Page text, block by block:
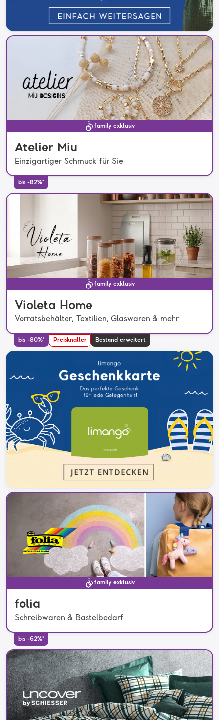
family exklusiv
Atelier Miu
Einzigartiger Schmuck für Sie
bis -82%*
family exklusiv
Violeta Home
Vorratsbehälter, Textilien, Glaswaren & mehr
bis -80%* Preisknaller Bestand erweitert
family exklusiv
folia
Schreibwaren & Bastelbedarf
bis -62%*